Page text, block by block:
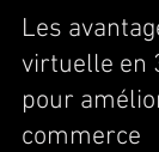
opendoor.be
2 min de
Les
virtuelle en